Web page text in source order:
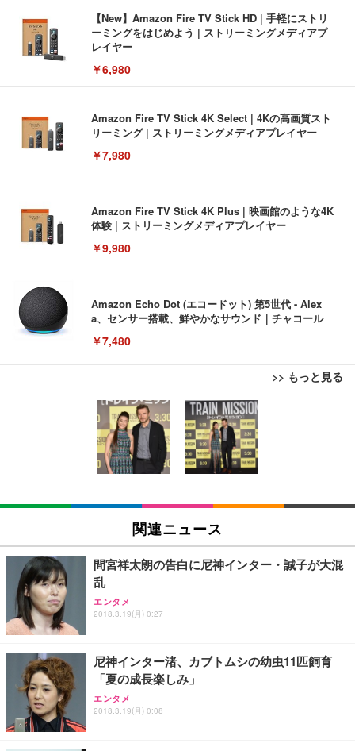
【New】Amazon Fire TV Stick HD | 手軽にストリ
ーミングをはじめよう | ストリーミングメディアプ
レイヤー
￥6,980
Amazon Fire TV Stick 4K Select | 4Kの高画質スト
リーミング | ストリーミングメディアプレイヤー
￥7,980
Amazon Fire TV Stick 4K Plus | 映画館のような4K
体験 | ストリーミングメディアプレイヤー
￥9,980
Amazon Echo Dot (エコードット) 第5世代 - Alex
a、センサー搭載、鮮やかなサウンド｜チャコール
￥7,480
>> もっと見る
[EdoErgo] オフィスチェア 椅子 テレワーク 疲れな
い 跳ね上げ式アームレスト コンパクト 約105度ロッ
キング pc 事務椅子 360度回転 座面昇降 強化ナイロ
ン樹脂ベース 通気性メッシュ 在宅ワーク H-WY01
(黒網+黒枠+黒足)
￥5,699
SIHOO B100 オフィスチェア／デスクチェア メッシ
ュチェア 人間工学 疲れない ブラック
￥27,999
Sezlife オフィスチェア デスクチェア 疲れない テレ
ワーク チェア 強化バックレスト 30度ロッキング機
能 人間工学 椅子 腰サポート 90度跳ね上げ式アーム
ョン PCチェア 通気性メッシュ ゲーミング/勉強/事
務用 おしゃれ パソコンチェア (ブラック)
Sezlife オフィスチェア デスクチェア 疲れない テレ
ワーク チェア 強化バックレスト 30度ロッキング機
能 人間工学 椅子 腰サポート 90度跳ね上げ式アーム
EIZO ビジネス向けプレミアムモニター | FlexScan
EV3240X-WT | 31.5型4K UHD・USB Type-C・ホワ
イト
￥105,595
EIZO ビジネス向けプレミアムモニター | FlexScan
￥109,572
【純正品】27"ゲーミングモニター DualSense 充電
フック付き（CFI-ZDM1J）
【整備済み品】Dell E2724HS 27インチ 液晶モニタ
ー フルHD（1920×1080）VA 非光沢 HDMI/DisplayP
ort/VGA スピーカー内蔵 高さ調整 スイベル VESA対
Amazonベーシック ペットシーツ 薄型 レギュラー 1
回使い捨て 無香料 ホワイト 300枚
￥3,373
Amazonベーシック ペットシーツ 厚型 ワイド 42枚
x2袋(84枚) ホワイト(吸収面:ライトブルー)
￥3,234
ネオ・ルーライフ ネオ・オムツ L 中型犬用 26枚入
り 単品
Smart Basic(スマートベーシック) 【Amazon.co.jp
限定】 Smart Basic アイリスオーヤマ ペットシーツ
超厚型 お徳用 ワイド 100枚入 (x 1) (ケース販売)
関連ニュース
間宮祥太朗の告白に尼神インター・誠子が大混
乱
エンタメ
2018.3.19(月) 0:27
尼神インター渚、カブトムシの幼虫11匹飼育
「夏の成長楽しみ」
エンタメ
2018.3.19(月) 0:08